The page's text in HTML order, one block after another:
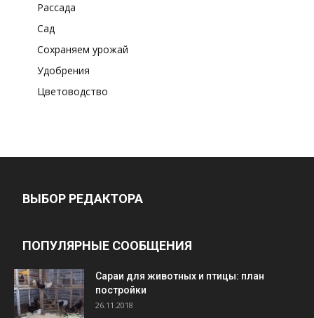
Рассада
Сад
Сохраняем урожай
Удобрения
Цветоводство
ВЫБОР РЕДАКТОРА
ПОПУЛЯРНЫЕ СООБЩЕНИЯ
Cараи для животных и птицы: план
постройки
26.11.2018